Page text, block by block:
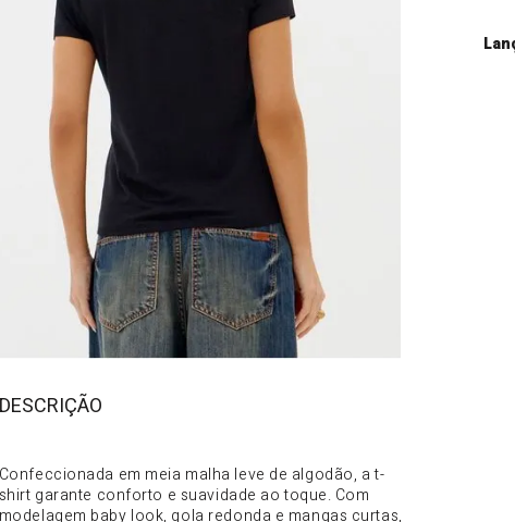
Confeccionada em meia malha leve de algodão, a t-
shirt garante conforto e suavidade ao toque. Com
modelagem baby look, gola redonda e mangas curtas,